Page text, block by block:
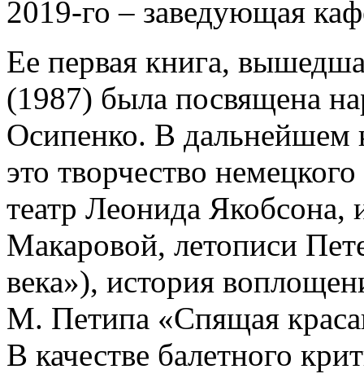
2019-го – заведующая
Ее первая книга,
(1987) была посвящена
Осипенко. В дальнейшем
это творчество
театр Леонида Якобсона,
Макаровой, летописи
века»), история
М. Петипа «Спящая
В качестве балетного